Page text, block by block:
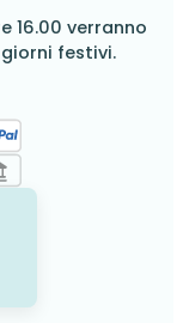
16.00 verranno
festivi.